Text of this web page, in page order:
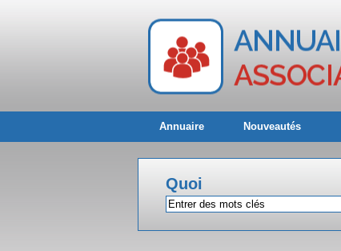
Annuaire Nouveautés
Quoi